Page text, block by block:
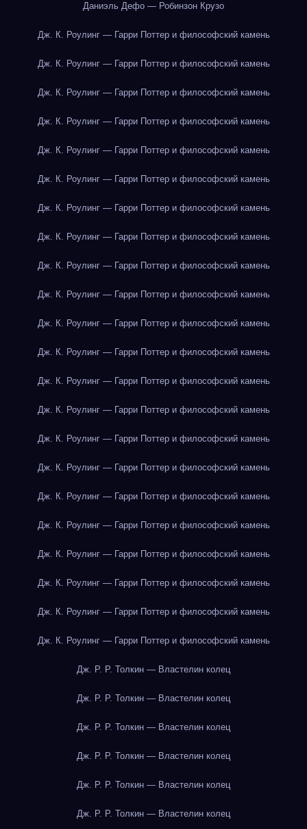
Даниэль Дефо — Робинзон Крузо
Дж. К. Роулинг — Гарри Поттер и философский камень
Дж. К. Роулинг — Гарри Поттер и философский камень
Дж. К. Роулинг — Гарри Поттер и философский камень
Дж. К. Роулинг — Гарри Поттер и философский камень
Дж. К. Роулинг — Гарри Поттер и философский камень
Дж. К. Роулинг — Гарри Поттер и философский камень
Дж. К. Роулинг — Гарри Поттер и философский камень
Дж. К. Роулинг — Гарри Поттер и философский камень
Дж. К. Роулинг — Гарри Поттер и философский камень
Дж. К. Роулинг — Гарри Поттер и философский камень
Дж. К. Роулинг — Гарри Поттер и философский камень
Дж. К. Роулинг — Гарри Поттер и философский камень
Дж. К. Роулинг — Гарри Поттер и философский камень
Дж. К. Роулинг — Гарри Поттер и философский камень
Дж. К. Роулинг — Гарри Поттер и философский камень
Дж. К. Роулинг — Гарри Поттер и философский камень
Дж. К. Роулинг — Гарри Поттер и философский камень
Дж. К. Роулинг — Гарри Поттер и философский камень
Дж. К. Роулинг — Гарри Поттер и философский камень
Дж. К. Роулинг — Гарри Поттер и философский камень
Дж. К. Роулинг — Гарри Поттер и философский камень
Дж. К. Роулинг — Гарри Поттер и философский камень
Дж. Р. Р. Толкин — Властелин колец
Дж. Р. Р. Толкин — Властелин колец
Дж. Р. Р. Толкин — Властелин колец
Дж. Р. Р. Толкин — Властелин колец
Дж. Р. Р. Толкин — Властелин колец
Дж. Р. Р. Толкин — Властелин колец